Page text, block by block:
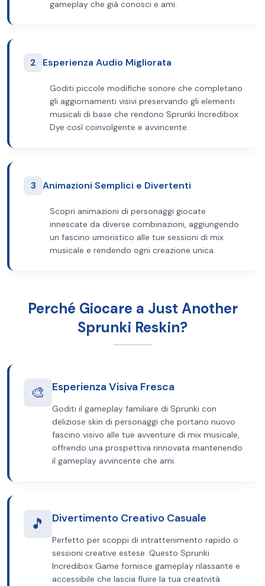
gameplay che già conosci e ami.
2 Esperienza Audio Migliorata
Goditi piccole modifiche sonore che completano
gli aggiornamenti visivi preservando gli elementi
musicali di base che rendono Sprunki Incredibox
Dye così coinvolgente e avvincente.
3 Animazioni Semplici e Divertenti
Scopri animazioni di personaggi giocate
innescate da diverse combinazioni, aggiungendo
un fascino umoristico alle tue sessioni di mix
musicale e rendendo ogni creazione unica.
Perché Giocare a Just Another
Sprunki Reskin?
🎨 Esperienza Visiva Fresca
Goditi il gameplay familiare di Sprunki con
deliziose skin di personaggi che portano nuovo
fascino visivo alle tue avventure di mix musicale,
offrendo una prospettiva rinnovata mantenendo
il gameplay avvincente che ami.
🎵 Divertimento Creativo Casuale
Perfetto per scoppi di intrattenimento rapido o
sessioni creative estese. Questo Sprunki
Incredibox Game fornisce gameplay rilassante e
accessibile che lascia fluire la tua creatività